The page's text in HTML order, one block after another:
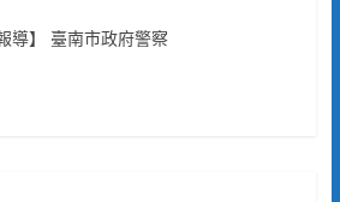
導】 臺南市政府警察